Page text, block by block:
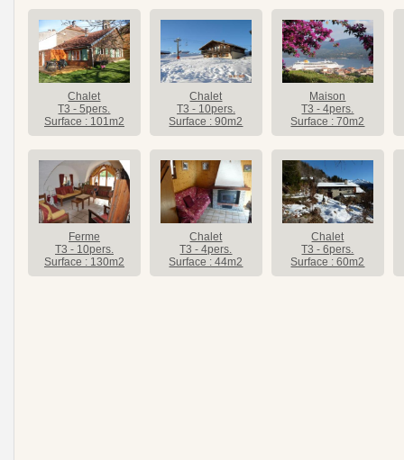
Chalet
T3 - 5pers.
Surface : 101m2
Chalet
T3 - 10pers.
Surface : 90m2
Maison
T3 - 4pers.
Surface : 70m2
Ferme
T3 - 10pers.
Surface : 130m2
Chalet
T3 - 4pers.
Surface : 44m2
Chalet
T3 - 6pers.
Surface : 60m2